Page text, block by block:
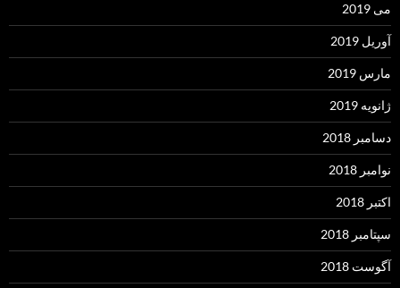
می 2019
آوریل 2019
مارس 2019
ژانویه 2019
دسامبر 2018
نوامبر 2018
اکتبر 2018
سپتامبر 2018
آگوست 2018